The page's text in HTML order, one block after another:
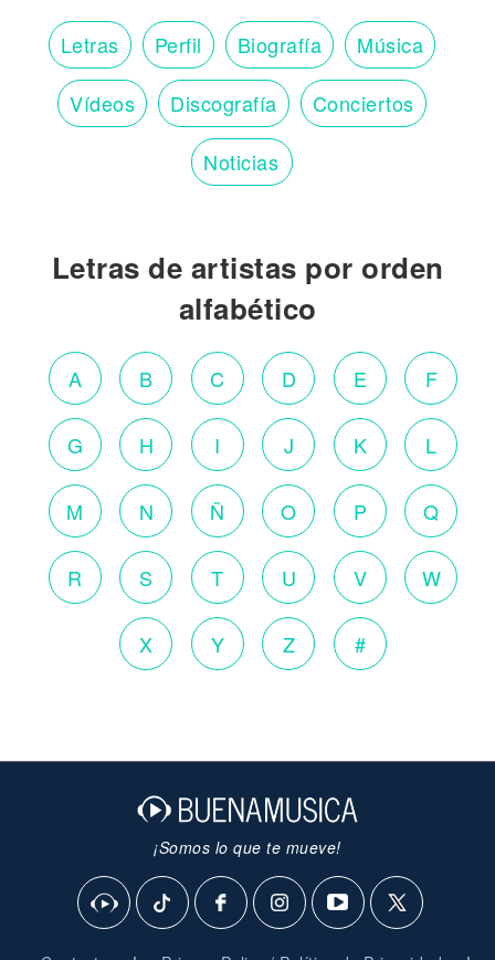
Letras Perfil Biografía Música
Vídeos Discografía Conciertos
Noticias
Letras de artistas por orden
alfabético
A B C D E F
G H I J K L
M N Ñ O P Q
R S T U V W
X Y Z #
¡Somos lo que te mueve!